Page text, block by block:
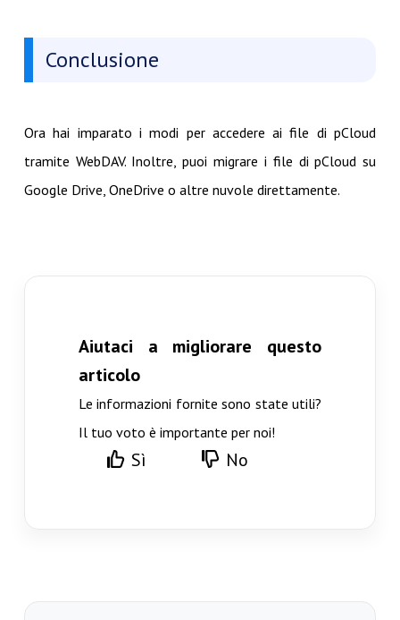
Conclusione
Ora hai imparato i modi per accedere ai file di pCloud
tramite WebDAV. Inoltre, puoi migrare i file di pCloud su
Google Drive, OneDrive o altre nuvole direttamente.
Aiutaci a migliorare questo
articolo
Le informazioni fornite sono state utili?
Il tuo voto è importante per noi!
Sì No